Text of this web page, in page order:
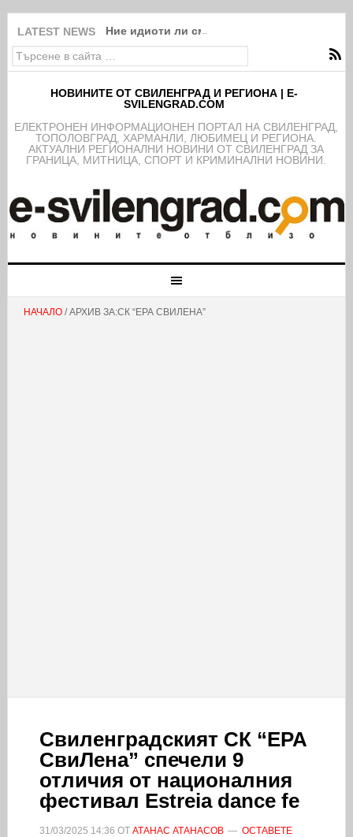
LATEST NEWS Ние идиоти ли сме?!
НОВИНИТЕ ОТ СВИЛЕНГРАД И РЕГИОНА | E-
SVILENGRAD.COM
EЛЕКТРОНЕН ИНФОРМАЦИОНЕН ПОРТАЛ НА СВИЛЕНГРАД,
ТОПОЛОВГРАД, ХАРМАНЛИ, ЛЮБИМЕЦ И РЕГИОНА.
АКТУАЛНИ РЕГИОНАЛНИ НОВИНИ ОТ СВИЛЕНГРАД ЗА
ГРАНИЦА, МИТНИЦА, СПОРТ И КРИМИНАЛНИ НОВИНИ.
НАЧАЛО/ АРХИВ ЗА:СК “ЕРА СВИЛЕНА”
Свиленградският СК “ЕРА
СвиЛена” спечели 9
отличия от националния
фестивал Estreia dance fe
31/03/2025 14:36 ОТ АТАНАС АТАНАСОВ
ОСТАВЕТЕ